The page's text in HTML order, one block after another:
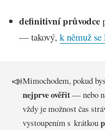
definitivní průvodce
— takový, k němuž
📣Mimochodem, pokud
nejprve ověřit— nebo
vždy je možnost čas
vystoupením s krátkou